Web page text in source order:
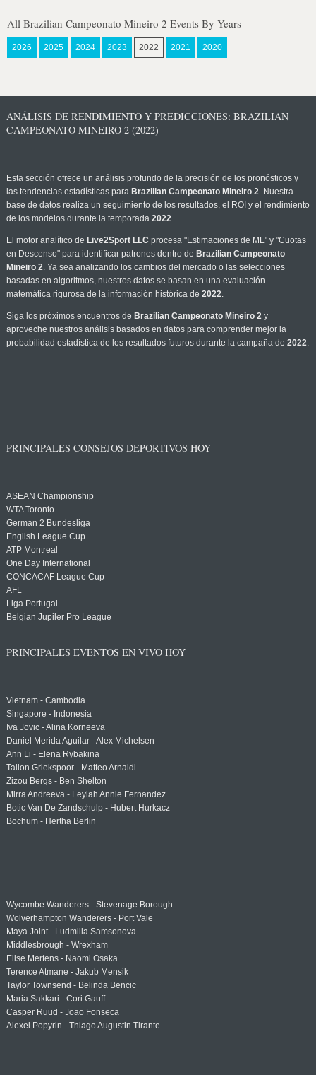
All Brazilian Campeonato Mineiro 2 Events By Years
2026 2025 2024 2023 2022 2021 2020
ANÁLISIS DE RENDIMIENTO Y PREDICCIONES: BRAZILIAN
CAMPEONATO MINEIRO 2 (2022)
Esta sección ofrece un análisis profundo de la precisión de los pronósticos y
las tendencias estadísticas para Brazilian Campeonato Mineiro 2. Nuestra
base de datos realiza un seguimiento de los resultados, el ROI y el rendimiento
de los modelos durante la temporada 2022.
El motor analítico de Live2Sport LLC procesa "Estimaciones de ML" y "Cuotas
en Descenso" para identificar patrones dentro de Brazilian Campeonato
Mineiro 2. Ya sea analizando los cambios del mercado o las selecciones
basadas en algoritmos, nuestros datos se basan en una evaluación
matemática rigurosa de la información histórica de 2022.
Siga los próximos encuentros de Brazilian Campeonato Mineiro 2y
aproveche nuestros análisis basados en datos para comprender mejor la
probabilidad estadística de los resultados futuros durante la campaña de 2022.
PRINCIPALES CONSEJOS DEPORTIVOS HOY
ASEAN Championship
WTA Toronto
German 2 Bundesliga
English League Cup
ATP Montreal
One Day International
CONCACAF League Cup
AFL
Liga Portugal
Belgian Jupiler Pro League
PRINCIPALES EVENTOS EN VIVO HOY
Vietnam - Cambodia
Singapore - Indonesia
Iva Jovic - Alina Korneeva
Daniel Merida Aguilar - Alex Michelsen
Ann Li - Elena Rybakina
Tallon Griekspoor - Matteo Arnaldi
Zizou Bergs - Ben Shelton
Mirra Andreeva - Leylah Annie Fernandez
Botic Van De Zandschulp - Hubert Hurkacz
Bochum - Hertha Berlin
Wycombe Wanderers - Stevenage Borough
Wolverhampton Wanderers - Port Vale
Maya Joint - Ludmilla Samsonova
Middlesbrough - Wrexham
Elise Mertens - Naomi Osaka
Terence Atmane - Jakub Mensik
Taylor Townsend - Belinda Bencic
Maria Sakkari - Cori Gauff
Casper Ruud - Joao Fonseca
Alexei Popyrin - Thiago Augustin Tirante